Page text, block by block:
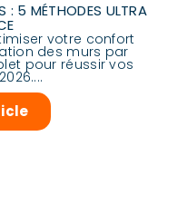
: 5 MÉTHODES ULTRA
votre confort
des murs par
pour réussir vos